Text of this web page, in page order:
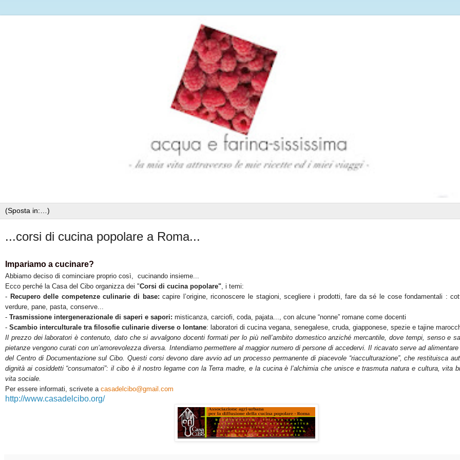
...corsi di cucina popolare a Roma...
Impariamo a cucinare?
Abbiamo deciso di cominciare proprio così, cucinando insieme...
Ecco perché la Casa del Cibo organizza dei "Corsi di cucina popolare" , i temi:
- Recupero delle competenze culinarie di base: capire l’origine, riconoscere le stagioni, scegliere i prodotti, fare da sé le cose fondamentali :
verdure, pane, pasta, conserve...
- Trasmissione intergenerazionale di saperi e sapori: misticanza, carciofi, coda, pajata..., con alcune “nonne” romane come docenti
- Scambio interculturale tra filosofie culinarie diverse o lontane: laboratori di cucina vegana, senegalese, cruda, giapponese, spezie e tajine
Il prezzo dei laboratori è contenuto, dato che si avvalgono docenti formati per lo più nell’ambito domestico anziché mercantile, dove tempi, senso e
pietanze vengono curati con un’amorevolezza diversa. Intendiamo permettere al maggior numero di persone di accedervi. Il ricavato serve ad
del Centro di Documentazione sul Cibo.
Questi corsi devono dare avvio ad un processo permanente di piacevole “riacculturazione”, che restituisca
dignità ai cosiddetti “consumatori”: il cibo è il nostro legame con la Terra madre, e la cucina è l’alchimia che unisce e trasmuta natura e cultura, vita
vita sociale.
Per essere informati, scrivete a casadelcibo@gmail.com
http://www.casadelcibo.org/